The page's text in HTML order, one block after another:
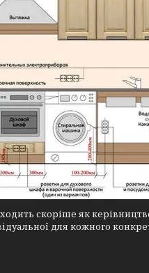
скоріше як
для кожного